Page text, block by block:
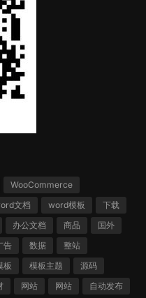
WooCommerce
文档 word模板
下载
办公文档 商品
国外
告 数据
整站
板 模板主题
源码
网站 网站 自动发布